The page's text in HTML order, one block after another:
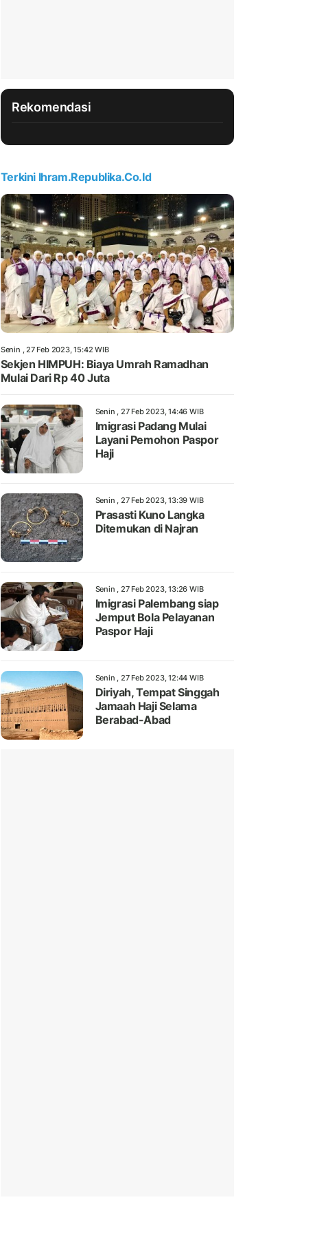
Rekomendasi
Terkini Ihram.republika.co.id
Senin , 27 Feb 2023, 15:42 WIB
Sekjen HIMPUH: Biaya Umrah Ramadhan
Mulai Dari Rp 40 Juta
Senin , 27 Feb 2023, 14:46 WIB
Imigrasi Padang Mulai
Layani Pemohon Paspor
Haji
Senin , 27 Feb 2023, 13:39 WIB
Prasasti Kuno Langka
Ditemukan di Najran
Senin , 27 Feb 2023, 13:26 WIB
Imigrasi Palembang siap
Jemput Bola Pelayanan
Paspor Haji
Senin , 27 Feb 2023, 12:44 WIB
Diriyah, Tempat Singgah
Jamaah Haji Selama
Berabad-Abad